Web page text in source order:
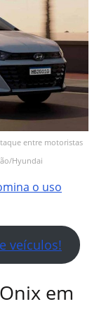
entre motoristas
Hyundai
o uso
veículos!
em